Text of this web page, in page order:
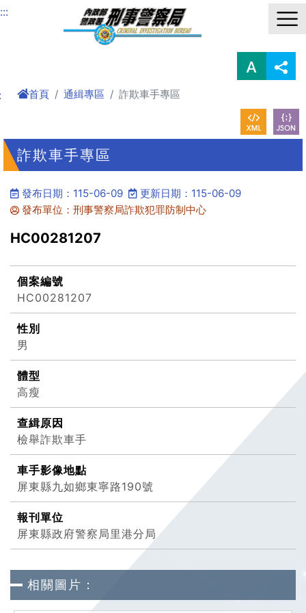
進入內容區塊
:::
首頁 通緝專區 詐欺車手專區
詐欺車手專區
發布日期：115-06-09
更新日期：115-06-09
發布單位：刑事警察局詐欺犯罪防制中心
HC00281207
個案編號
HC00281207
性別
男
體型
高瘦
查緝原因
檢舉詐欺車手
車手影像地點
屏東縣九如鄉東寧路190號
報刊單位
屏東縣政府警察局里港分局
相關圖片：